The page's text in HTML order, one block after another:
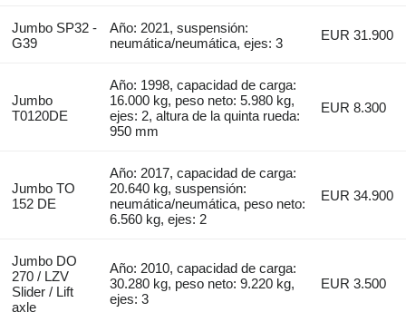
Jumbo SP32 -
G39
Año: 2021, suspensión:
neumática/neumática, ejes: 3
EUR 31.900
Jumbo
T0120DE
Año: 1998, capacidad de carga:
16.000 kg, peso neto: 5.980 kg,
ejes: 2, altura de la quinta rueda:
950 mm
EUR 8.300
Jumbo TO
152 DE
Año: 2017, capacidad de carga:
20.640 kg, suspensión:
neumática/neumática, peso neto:
6.560 kg, ejes: 2
EUR 34.900
Jumbo DO
270 / LZV
Slider / Lift
axle
Año: 2010, capacidad de carga:
30.280 kg, peso neto: 9.220 kg,
ejes: 3
EUR 3.500